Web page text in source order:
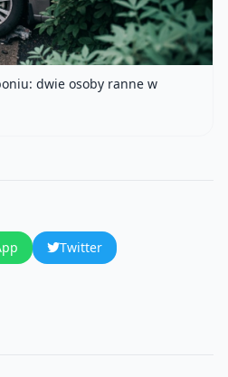
dwie osoby ranne w
Twitter